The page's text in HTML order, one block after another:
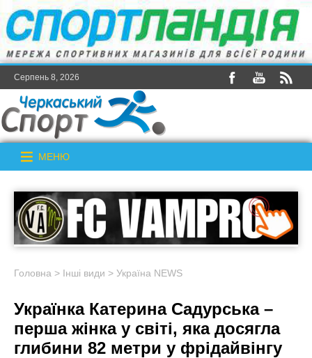
Серпень 8, 2026
МЕНЮ
Головна > Інші види > Україна NEWS
Українка Катерина Садурська –
перша жінка у світі, яка досягла
глибини 82 метри у фрідайвінгу